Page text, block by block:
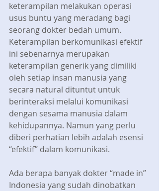
keterampilan melakukan operasi
usus buntu yang meradang bagi
seorang dokter bedah umum.
Keterampilan berkomunikasi efektif
ini sebenarnya merupakan
keterampilan generik yang dimiliki
oleh setiap insan manusia yang
secara natural dituntut untuk
berinteraksi melalui komunikasi
dengan sesama manusia dalam
kehidupannya. Namun yang perlu
diberi perhatian lebih adalah esensi
“efektif” dalam komunikasi.
Ada berapa banyak dokter “made in”
Indonesia yang sudah dinobatkan